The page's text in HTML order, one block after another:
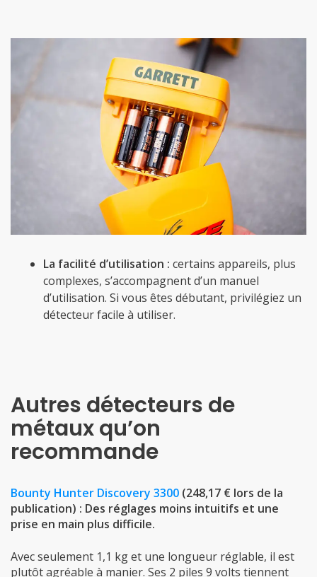
La facilité d’utilisation : certains appareils, plus
complexes, s’accompagnent d’un manuel
d’utilisation. Si vous êtes débutant, privilégiez un
détecteur facile à utiliser.
Autres détecteurs de
métaux qu’on
recommande
Bounty Hunter Discovery 3300 (248,17 € lors de la
publication) : Des réglages moins intuitifs et une
prise en main plus difficile.
Avec seulement 1,1 kg et une longueur réglable, il est
plutôt agréable à manier. Ses 2 piles 9 volts tiennent